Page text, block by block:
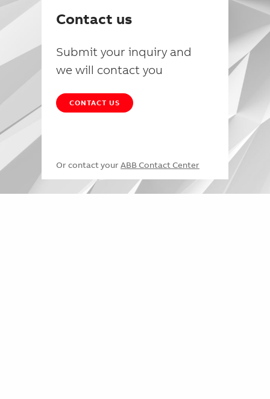
Contact us
Submit your inquiry and
we will contact you
CONTACT US
Or contact your ABB Contact Center